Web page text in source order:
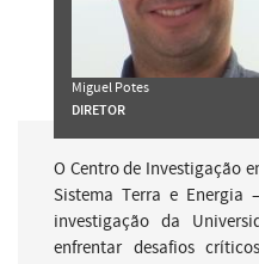
Miguel Potes
DIRETOR
O Centro de Investigação
Sistema Terra e Energia
investigação da
enfrentar desafios